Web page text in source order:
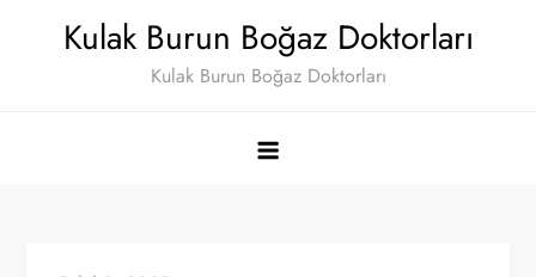
Kulak Burun Boğaz Doktorları
Kulak Burun Boğaz Doktorları